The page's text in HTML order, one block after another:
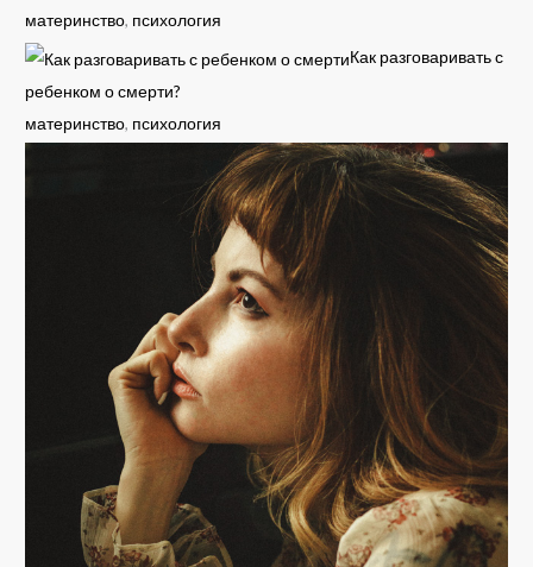
материнство, психология
Как разговаривать с
ребенком о смерти?
материнство, психология